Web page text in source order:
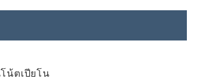
น้ตเปียโน